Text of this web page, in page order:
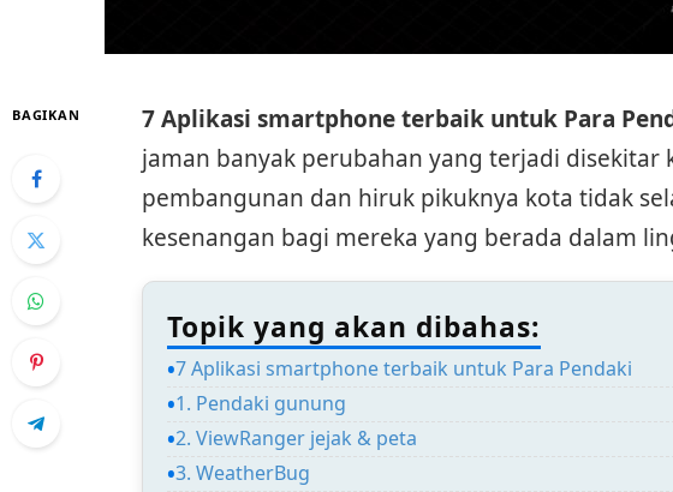
BAGIKAN 7 Aplikasi smartphone terbaik untuk Para
jaman banyak perubahan yang terjadi disekitar
pembangunan dan hiruk pikuknya kota tidak
kesenangan bagi mereka yang berada dalam
Topik yang akan dibahas:
7 Aplikasi smartphone terbaik untuk Para Pendaki
1. Pendaki gunung
2. ViewRanger jejak & peta
3. WeatherBug